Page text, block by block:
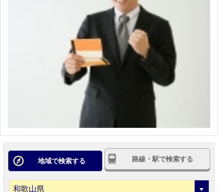
地域で検索する 路線・駅で検索する